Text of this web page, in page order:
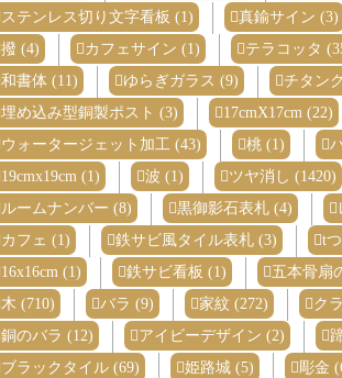
ステンレス切り文字看板 (1)
真鍮サイン (3)
撥 (4)
カフェサイン (1) テラコッタ
和書体 (11)
ゆらぎガラス (9) チタン
埋め込み型銅製ポスト (3)
17cmX17cm (22)
ウォータージェット加工 (43)
桃 (1)
19cmx19cm (1)
波 (1) ツヤ消し (1420)
ルームナンバー (8)
黒御影石表札 (4)
カフェ (1)
鉄サビ風タイル表札 (3) t
16x16cm (1)
鉄サビ看板 (1) 五本骨扇
木 (710)
バラ (9) 家紋 (272) ク
銅のバラ (12)
アイビーデザイン (2)
ブラックタイル (69)
姫路城 (5) 彫金